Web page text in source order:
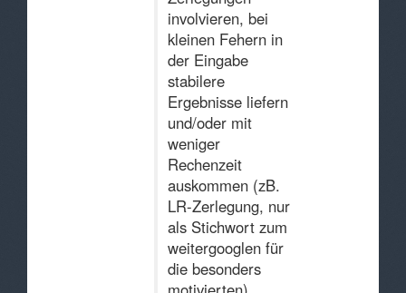
involvieren, bei
kleinen Fehern in
der Eingabe
stabilere
Ergebnisse liefern
und/oder mit
weniger
Rechenzeit
auskommen (zB.
LR-Zerlegung, nur
als Stichwort zum
weitergooglen für
die besonders